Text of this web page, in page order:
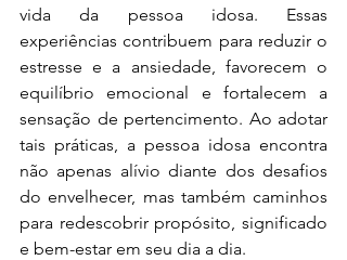
vida da pessoa idosa. Essas
experiências contribuem para reduzir o
estresse e a ansiedade, favorecem o
equilíbrio emocional e fortalecem a
sensação de pertencimento. Ao adotar
tais práticas, a pessoa idosa encontra
não apenas alívio diante dos desafios
do envelhecer, mas também caminhos
para redescobrir propósito, significado
e bem-estar em seu dia a dia.